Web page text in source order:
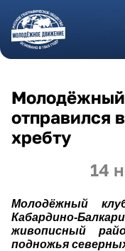
Перейти к
14
отправился
хребту
Молодёжный
Кабардино-
живописный
подножья